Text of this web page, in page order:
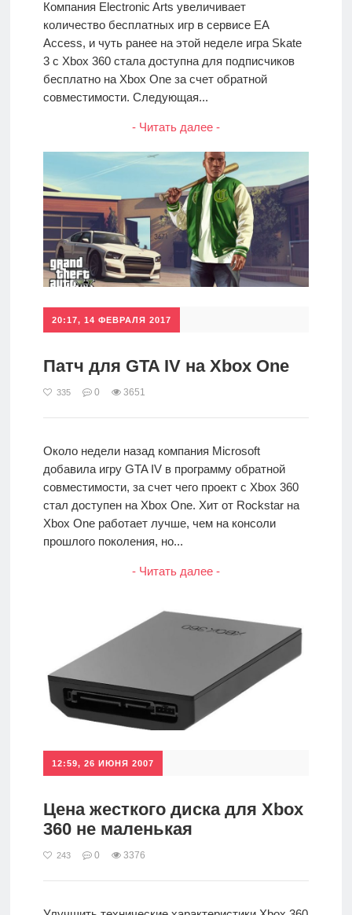
Компания Electronic Arts увеличивает
количество бесплатных игр в сервисе EA
Access, и чуть ранее на этой неделе игра Skate
3 с Xbox 360 стала доступна для подписчиков
бесплатно на Xbox One за счет обратной
совместимости. Следующая...
- Читать далее -
20:17, 14 ФЕВРАЛЯ 2017
Патч для GTA IV на Xbox One
335 0 3651
Около недели назад компания Microsoft
добавила игру GTA IV в программу обратной
совместимости, за счет чего проект с Xbox 360
стал доступен на Xbox One. Хит от Rockstar на
Xbox One работает лучше, чем на консоли
прошлого поколения, но...
- Читать далее -
12:59, 26 ИЮНЯ 2007
Цена жесткого диска для Xbox
360 не маленькая
243 0 3376